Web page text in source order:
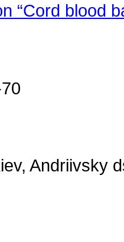
“Cord blood
Andriivsky